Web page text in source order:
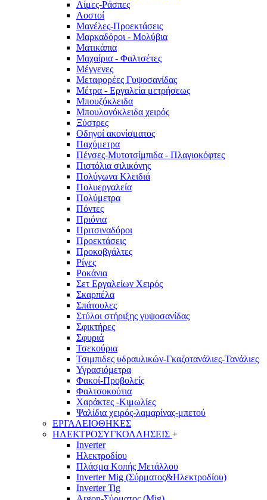
Λίμες-Ράσπες
Λοστοί
Μανέλες-Προεκτάσεις
Μαρκαδόροι - Μολύβια
Ματικάπια
Μαχαίρια - Φαλτσέτες
Μέγγενες
Μεταφορέες Γυψοσανίδας
Μέτρα - Εργαλεία μετρήσεως
Μπουζόκλειδα
Μπουλονόκλειδα χειρός
Ξύστρες
Οδηγοί ακονίσματος
Παχύμετρα
Πένσες-Μυτοτσίμπιδα - Πλαγιοκόφτες
Πιστόλια σιλικόνης
Πολύγωνα Κλειδιά
Πολυεργαλεία
Πολύμετρα
Πόντες
Πριόνια
Πριτσιναδόροι
Προεκτάσεις
Προκοβγάλτες
Ρίγες
Ροκάνια
Σετ Εργαλείων Χειρός
Σκαρπέλα
Σπάτουλες
Στύλοι στήριξης γυψοσανίδας
Σφικτήρες
Σφυριά
Τσεκούρια
Τσιμπιδες υδραυλικών-Γκαζοτανάλιες-Τανάλιες
Υγρασιόμετρα
Φακοί-Προβολείς
Φαλτσοκούτια
Χαράκτες -Κιμωλίες
Ψαλίδια χειρός-λαμαρίνας-μπετού
ΕΡΓΑΛΕΙΟΘΗΚΕΣ
ΗΛΕΚΤΡΟΣΥΓΚΟΛΛΗΣΕΙΣ +
Inverter
Ηλεκτροδίου
Πλάσμα Κοπής Μετάλλου
Inverter Mig (Σύρματος&Ηλεκτροδίου)
Inverter Tig